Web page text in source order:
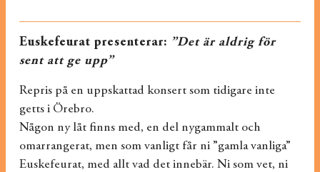
Euskefeurat presenterar: ”Det är aldrig för
sent att ge upp”
Repris på en uppskattad konsert som tidigare inte
getts i Örebro.
Någon ny låt finns med, en del nygammalt och
omarrangerat, men som vanligt får ni ”gamla vanliga”
Euskefeurat, med allt vad det innebär. Ni som vet, ni